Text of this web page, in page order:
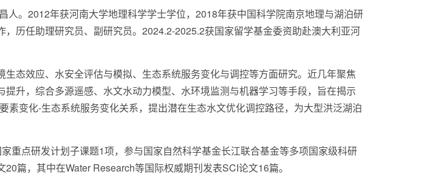
。2012年获河南大学地理科学学士学位，2018年获中国科学院南京地理与湖泊研
，历任助理研究员、副研究员。2024.2-2025.2获国家留学基金委资助赴澳大利亚河
态效应、水安全评估与模拟、生态系统服务变化与调控等方面研究。近几年聚焦
提升，综合多源遥感、水文水动力模型、水环境监测与机器学习等手段，旨在揭示
素变化-生态系统服务变化关系，提出潜在生态水文优化调控路径，为大型洪泛湖泊
点研发计划子课题1项，参与国家自然科学基金长江联合基金等多项国家级科研
篇，其中在Water Research等国际权威期刊发表SCI论文16篇。